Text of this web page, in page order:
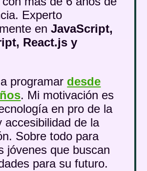
Experto
enJavaScript,
React.js y
programar desde
. Mi motivación es
en pro de la
accesibilidad de la
Sobre todo para
jóvenes que buscan
para su futuro.